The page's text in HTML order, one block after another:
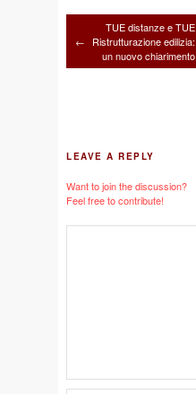
←
TUE distanze e TUE
Ristrutturazione edilizia:
un nuovo chiarimento
LEAVE A REPLY
Want to join the discussion?
Feel free to contribute!